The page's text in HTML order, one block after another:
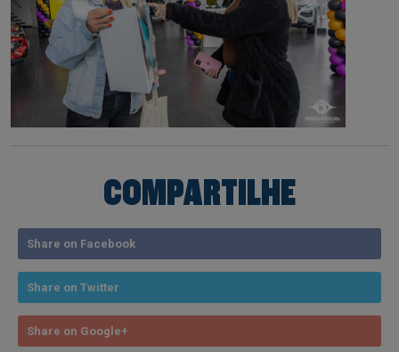
COMPARTILHE
Share on Facebook
Share on Twitter
Share on Google+